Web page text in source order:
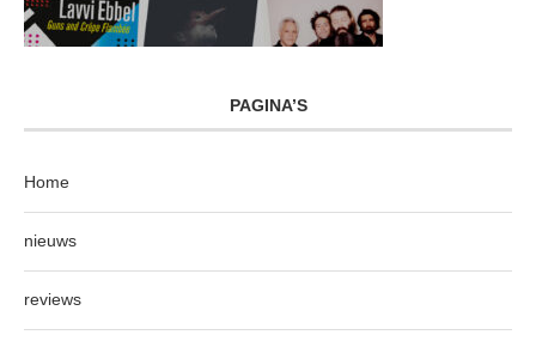
PAGINA’S
Home
nieuws
reviews